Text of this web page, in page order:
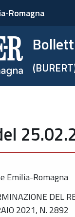
Romagna
Emilia-Romagna
DEL
2021, N. 2892